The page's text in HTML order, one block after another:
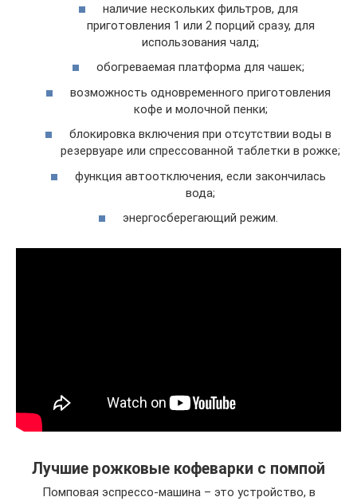
наличие нескольких фильтров, для
приготовления 1 или 2 порций сразу, для
использования чалд;
обогреваемая платформа для чашек;
возможность одновременного приготовления
кофе и молочной пенки;
блокировка включения при отсутствии воды в
резервуаре или спрессованной таблетки в рожке;
функция автоотключения, если закончилась
вода;
энергосберегающий режим.
Лучшие рожковые кофеварки с помпой
Помповая эспрессо-машина – это устройство, в